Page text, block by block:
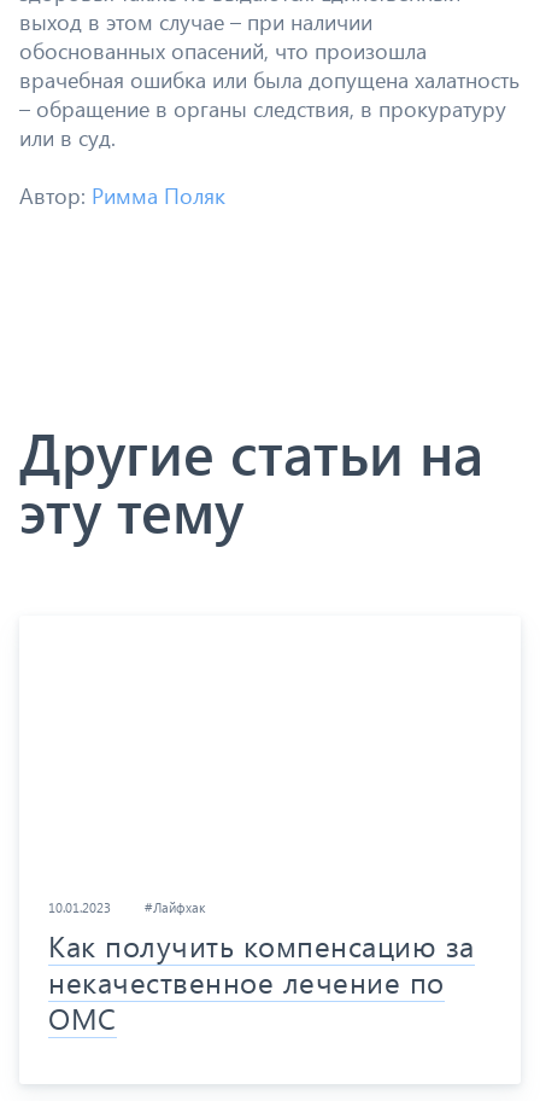
выход в этом случае – при наличии
обоснованных опасений, что произошла
врачебная ошибка или была допущена халатность
– обращение в органы следствия, в прокуратуру
или в суд.
Автор: Римма Поляк
Другие статьи на
эту тему
10.01.2023 #Лайфхак
Как получить компенсацию за
некачественное лечение по
ОМС